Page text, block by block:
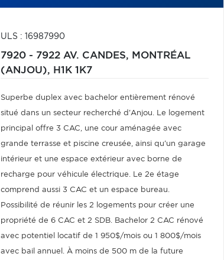
ULS : 16987990
7920 - 7922 AV. CANDES, MONTRÉAL
(ANJOU), H1K 1K7
Superbe duplex avec bachelor entièrement rénové
situé dans un secteur recherché d'Anjou. Le logement
principal offre 3 CAC, une cour aménagée avec
grande terrasse et piscine creusée, ainsi qu'un garage
intérieur et une espace extérieur avec borne de
recharge pour véhicule électrique. Le 2e étage
comprend aussi 3 CAC et un espace bureau.
Possibilité de réunir les 2 logements pour créer une
propriété de 6 CAC et 2 SDB. Bachelor 2 CAC rénové
avec potentiel locatif de 1 950$/mois ou 1 800$/mois
avec bail annuel. À moins de 500 m de la future